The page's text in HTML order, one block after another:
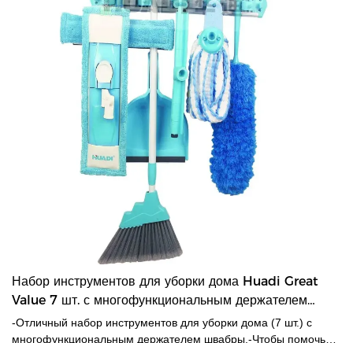
Набор инструментов для уборки дома Huadi Great
Value 7 шт. с многофункциональным держателем
HD3505
-Отличный набор инструментов для уборки дома (7 шт.) с
многофункциональным держателем швабры.-Чтобы помочь